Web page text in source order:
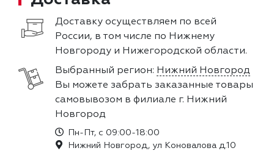
Доставку осуществляем по всей
России, в том числе по Нижнему
Новгороду и Нижегородской области.
Выбранный регион: Нижний Новгород
Вы можете забрать заказанные товары
самовывозом в филиале г. Нижний
Новгород
Пн-Пт, с 09:00-18:00
Нижний Новгород, ул Коновалова д.10